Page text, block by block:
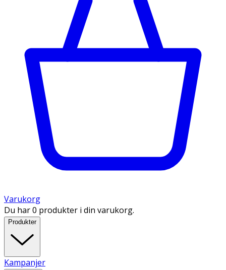
Varukorg
Du har 0 produkter i din varukorg.
Produkter
Kampanjer